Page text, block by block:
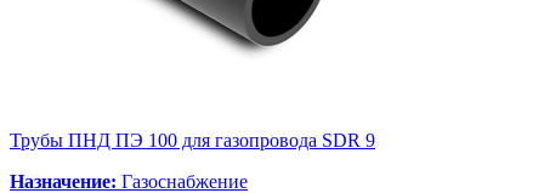
Трубы ПНД ПЭ 100 для газопровода SDR 9
Назначение: Газоснабжение